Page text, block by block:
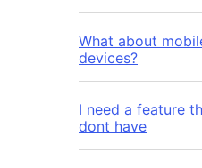
What about
devices?
I need a feature
dont have